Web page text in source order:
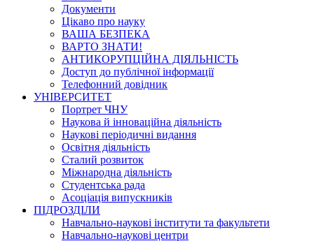
Документи
Цікаво про науку
ВАША БЕЗПЕКА
ВАРТО ЗНАТИ!
АНТИКОРУПЦІЙНА ДІЯЛЬНІСТЬ
Доступ до публічної інформації
Телефонний довідник
УНІВЕРСИТЕТ
Портрет ЧНУ
Наукова й інноваційна діяльність
Наукові періодичні видання
Освітня діяльність
Сталий розвиток
Міжнародна діяльність
Студентська рада
Асоціація випускників
ПІДРОЗДІЛИ
Навчально-наукові інститути та факультети
Навчально-наукові центри